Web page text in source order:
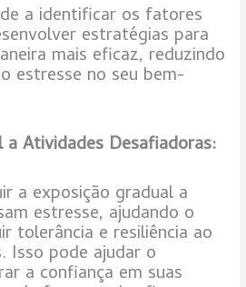
a identificar os fatores
estratégias para
mais eficaz, reduzindo
estresse no seu bem-
a Atividades Desafiadoras:
a exposição gradual a
estresse, ajudando o
tolerância e resiliência ao
Isso pode ajudar o
a confiança em suas